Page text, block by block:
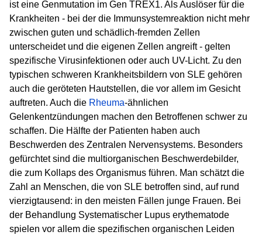
ist eine Genmutation im Gen TREX1. Als Auslöser für die
Krankheiten - bei der die Immunsystemreaktion nicht mehr
zwischen guten und schädlich-fremden Zellen
unterscheidet und die eigenen Zellen angreift - gelten
spezifische Virusinfektionen oder auch UV-Licht. Zu den
typischen schweren Krankheitsbildern von SLE gehören
auch die geröteten Hautstellen, die vor allem im Gesicht
auftreten. Auch die Rheuma-ähnlichen
Gelenkentzündungen machen den Betroffenen schwer zu
schaffen. Die Hälfte der Patienten haben auch
Beschwerden des Zentralen Nervensystems. Besonders
gefürchtet sind die multiorganischen Beschwerdebilder,
die zum Kollaps des Organismus führen. Man schätzt die
Zahl an Menschen, die von SLE betroffen sind, auf rund
vierzigtausend: in den meisten Fällen junge Frauen. Bei
der Behandlung Systematischer Lupus erythematode
spielen vor allem die spezifischen organischen Leiden